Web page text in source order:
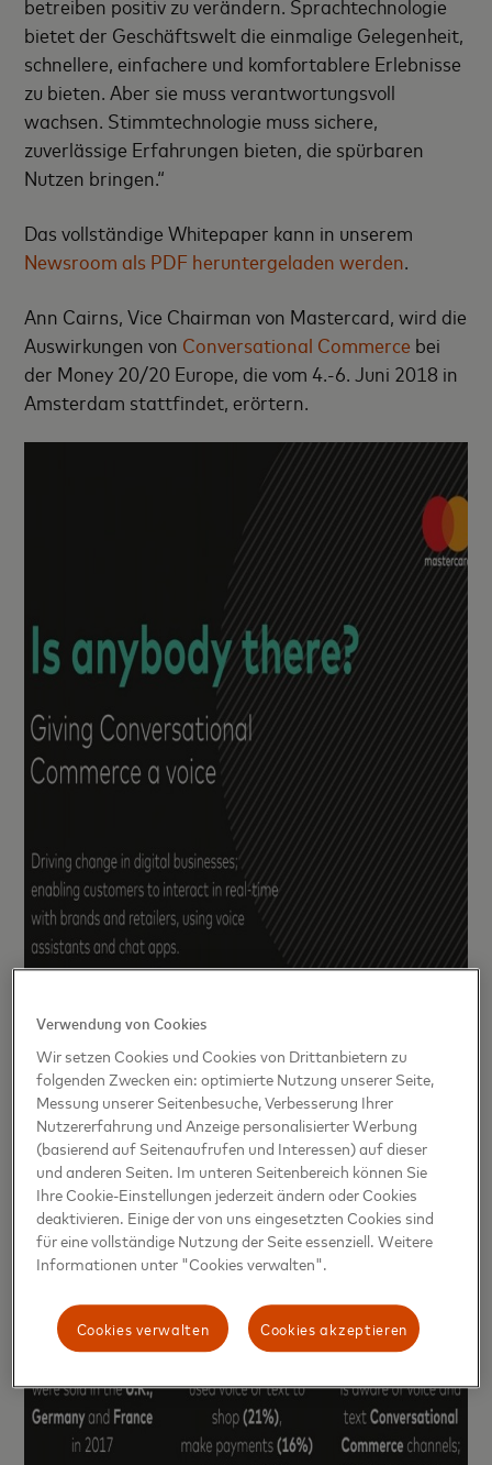
betreiben positiv zu verändern. Sprachtechnologie
bietet der Geschäftswelt die einmalige Gelegenheit,
schnellere, einfachere und komfortablere Erlebnisse
zu bieten. Aber sie muss verantwortungsvoll
wachsen. Stimmtechnologie muss sichere,
zuverlässige Erfahrungen bieten, die spürbaren
Nutzen bringen.“
Das vollständige Whitepaper kann in unserem
Newsroom als PDF heruntergeladen werden.
Ann Cairns, Vice Chairman von Mastercard, wird die
Auswirkungen von Conversational Commerce bei
der Money 20/20 Europe, die vom 4.-6. Juni 2018 in
Amsterdam stattfindet, erörtern.
Verwendung von Cookies
Wir setzen Cookies und Cookies von Drittanbietern zu
folgenden Zwecken ein: optimierte Nutzung unserer Seite,
Messung unserer Seitenbesuche, Verbesserung Ihrer
Nutzererfahrung und Anzeige personalisierter Werbung
(basierend auf Seitenaufrufen und Interessen) auf dieser
und anderen Seiten. Im unteren Seitenbereich können Sie
Ihre Cookie-Einstellungen jederzeit ändern oder Cookies
deaktivieren. Einige der von uns eingesetzten Cookies sind
für eine vollständige Nutzung der Seite essenziell. Weitere
Informationen unter "Cookies verwalten".
Cookies akzeptieren
Cookies verwalten